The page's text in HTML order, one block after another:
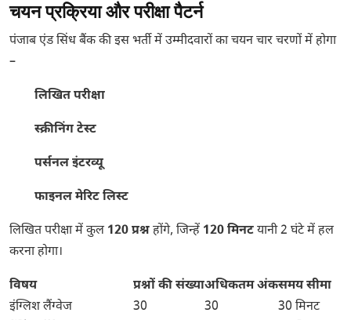
चयन प्रक्रिया और परीक्षा पैटर्न
पंजाब एंड सिंध बैंक की इस भर्ती में उम्मीदवारों का चयन चार चरणों में होगा
–
लिखित परीक्षा
स्क्रीनिंग टेस्ट
पर्सनल इंटरव्यू
फाइनल मेरिट लिस्ट
लिखित परीक्षा में कुल 120 प्रश्नहोंगे, जिन्हें 120 मिनटयानी 2 घंटे में हल
करना होगा।
विषय प्रश्नों की संख्याअधिकतम अंकसमय सीमा
इंग्लिश लैंग्वेज
30 30
30 मिनट